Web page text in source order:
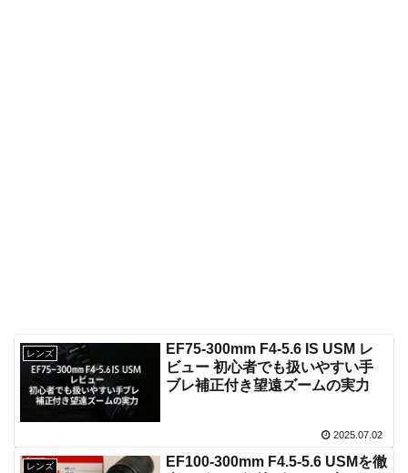
レンズ
EF75-300mm F4-5.6 IS USM レ
ビュー 初心者でも扱いやすい手
ブレ補正付き望遠ズームの実力
2025.07.02
レンズ
EF100-300mm F4.5-5.6 USMを徹